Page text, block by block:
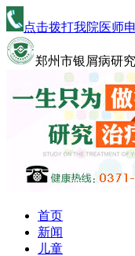
点击拨打我院医师电
郑州市银屑病研
首页
新闻
儿童